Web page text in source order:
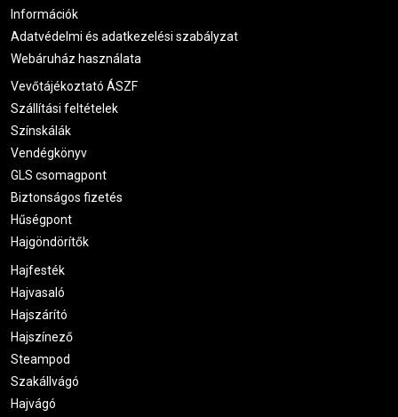
a bőröd is megköszönje!
Információk
Adatvédelmi és adatkezelési szabályzat
Webáruház használata
Vevőtájékoztató ÁSZF
Szállítási feltételek
Színskálák
Vendégkönyv
GLS csomagpont
Biztonságos fizetés
Hűségpont
Hajgöndörítők
Hajfesték
Hajvasaló
Hajszárító
Hajszínező
Steampod
Szakállvágó
Hajvágó